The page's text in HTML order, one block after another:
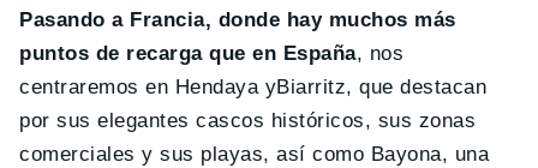
Pasando a Francia, donde hay muchos más
puntos de recarga que en España, nos
centraremos en Hendaya yBiarritz, que destacan
por sus elegantes cascos históricos, sus zonas
comerciales y sus playas, así como Bayona, una